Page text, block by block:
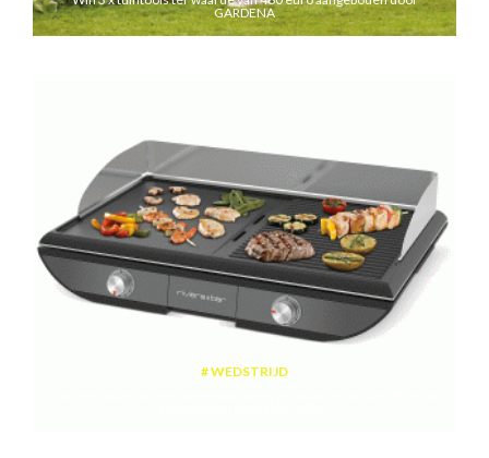
GARDENA
WEDSTRIJD